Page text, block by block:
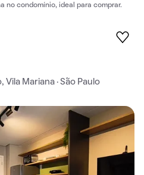
no condomínio, ideal para comprar.
Mariana · São Paulo